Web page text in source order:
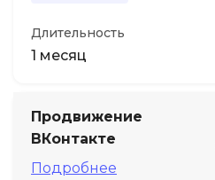
Длительность
1 месяц
Продвижение
ВКонтакте
Подробнее